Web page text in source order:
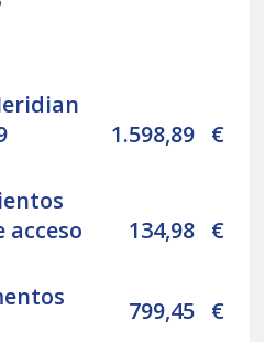
1.598,89 €
acceso
134,98 €
799,45 €